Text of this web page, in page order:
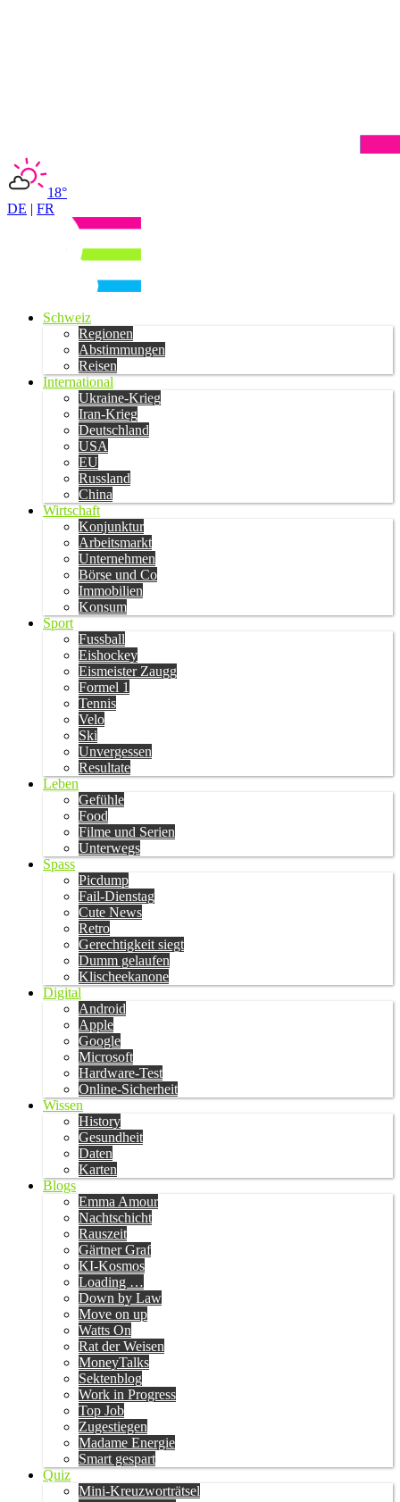
18°
DE | FR
Schweiz
Regionen
Abstimmungen
Reisen
International
Ukraine-Krieg
Iran-Krieg
Deutschland
USA
EU
Russland
China
Wirtschaft
Konjunktur
Arbeitsmarkt
Unternehmen
Börse und Co
Immobilien
Konsum
Sport
Fussball
Eishockey
Eismeister Zaugg
Formel 1
Tennis
Velo
Ski
Unvergessen
Resultate
Leben
Gefühle
Food
Filme und Serien
Unterwegs
Spass
Picdump
Fail-Dienstag
Cute News
Retro
Gerechtigkeit siegt
Dumm gelaufen
Klischeekanone
Digital
Android
Apple
Google
Microsoft
Hardware-Test
Online-Sicherheit
Wissen
History
Gesundheit
Daten
Karten
Blogs
Emma Amour
Nachtschicht
Rauszeit
Gärtner Graf
KI-Kosmos
Loading …
Down by Law
Move on up
Watts On
Rat der Weisen
MoneyTalks
Sektenblog
Work in Progress
Top Job
Zugestiegen
Madame Energie
Smart gespart
Quiz
Mini-Kreuzworträtsel